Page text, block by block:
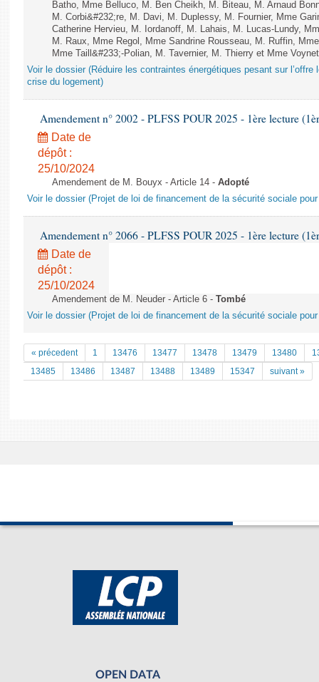
Batho, Mme Belluco, M. Ben Cheikh, M. Biteau, M. Arnaud
M. Corbi&#232;re, M. Davi, M. Duplessy, M. Fournier, Mme
Catherine Hervieu, M. Iordanoff, M. Lahais, M. Lucas-Lundy,
M. Raux, Mme Regol, Mme Sandrine Rousseau, M. Ruffin,
Mme Taill&#233;-Polian, M. Tavernier, M. Thierry et Mme
Voir le dossier (Réduire les contraintes énergétiques pesant sur
crise du logement)
Amendement n° 2002 - PLFSS POUR 2025 - 1ère lecture
Date de
dépôt :
25/10/2024
Amendement de M. Bouyx - Article 14 - Adopté
Voir le dossier (Projet de loi de financement de la sécurité sociale pour
Amendement n° 2066 - PLFSS POUR 2025 - 1ère lecture
Date de
dépôt :
25/10/2024
Amendement de M. Neuder - Article 6 - Tombé
Voir le dossier (Projet de loi de financement de la sécurité sociale pour
« précedent 1 13476 13477 13478 13479 13480
13485
13486 13487 13488 13489 15347 suivant »
OPEN DATA